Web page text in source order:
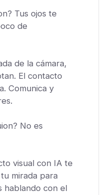
Tus ojos te
de
de la cámara,
El contacto
Comunica y
No es
visual con IA te
mirada para
hablando con el